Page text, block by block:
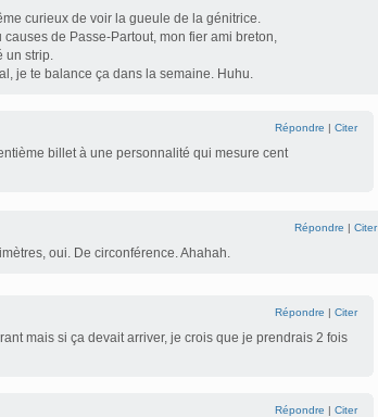
curieux de voir la gueule de la génitrice.
causes de Passe-Partout, mon fier ami breton,
un strip.
je te balance ça dans la semaine. Huhu.
Répondre | Citer
billet à une personnalité qui mesure cent
Répondre | Citer
oui. De circonférence. Ahahah.
Répondre | Citer
mais si ça devait arriver, je crois que je prendrais 2 fois
Répondre | Citer